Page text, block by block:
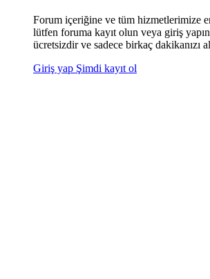
Forum içeriğine ve tüm hizmetlerimize
lütfen foruma kayıt olun veya giriş
ücretsizdir ve sadece birkaç dakikanızı
Giriş yap Şimdi kayıt ol